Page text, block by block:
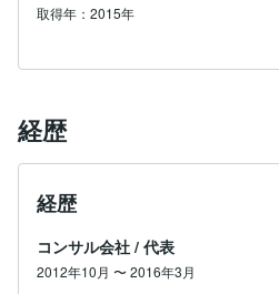
取得年：2015年
経歴
経歴
コンサル会社 / 代表
2012年10月 〜2016年3月